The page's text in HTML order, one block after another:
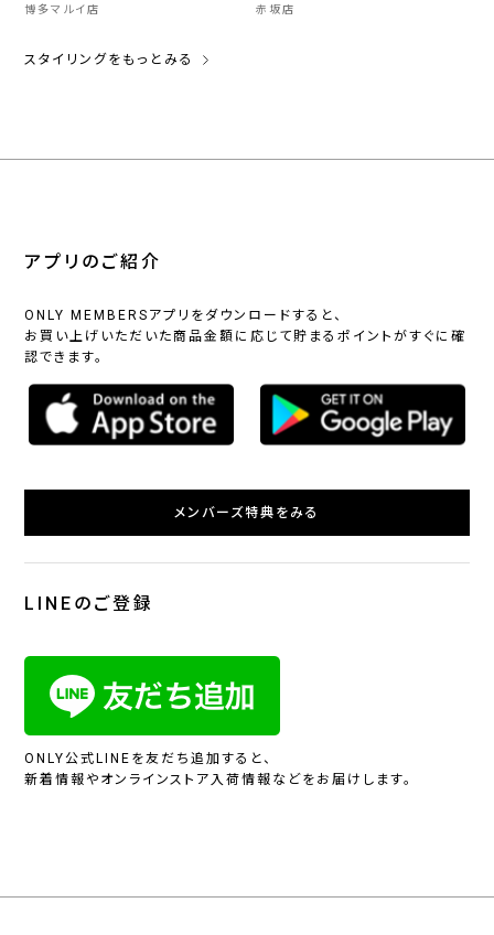
博多マルイ店 赤坂店
スタイリングをもっとみる
アプリのご紹介
ONLY MEMBERSアプリをダウンロードすると、
お買い上げいただいた商品金額に応じて貯まるポイントがすぐに確
認できます。
メンバーズ特典をみる
LINEのご登録
ONLY公式LINEを友だち追加すると、
新着情報やオンラインストア入荷情報などをお届けします。